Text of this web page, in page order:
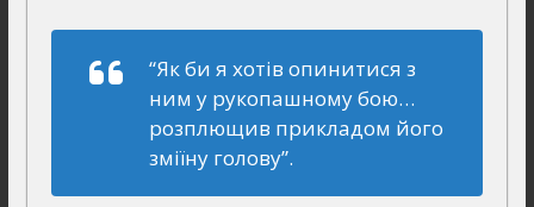
“Як би я хотів опинитися з
ним у рукопашному бою…
розплющив прикладом його
зміїну голову”.